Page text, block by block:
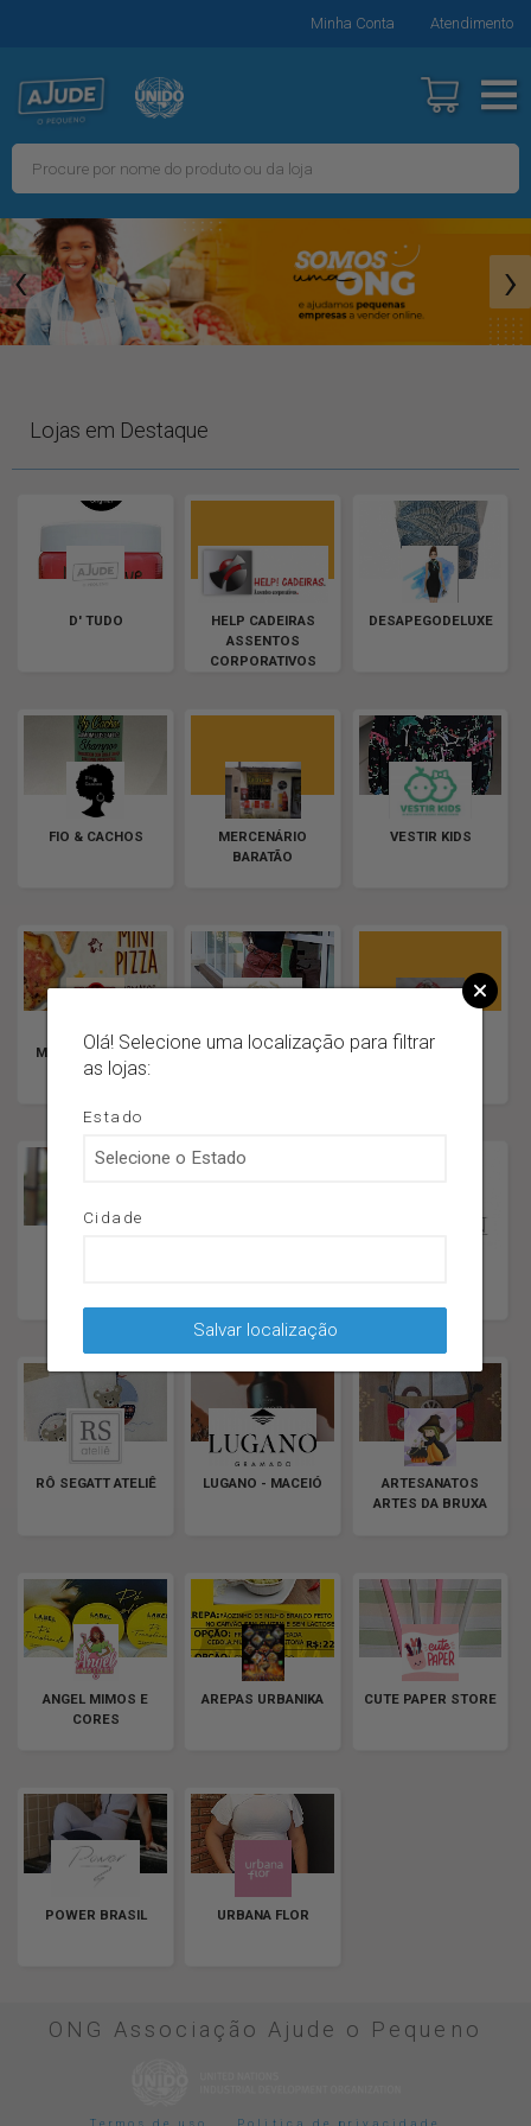
Minha Conta Atendimento
‹ ›
Lojas em Destaque
D' TUDO
HELP CADEIRAS
ASSENTOS
CORPORATIVOS
DESAPEGODELUXE
FIO & CACHOS
MERCENÁRIO
BARATÃO
VESTIR KIDS
MASSAS SANTANA LIONNE STORE SÓ PORÇÕES
RÔ SEGATT ATELIÊ LUGANO - MACEIÓ
ARTESANATOS
ARTES DA BRUXA
ANGEL MIMOS E
CORES
AREPAS URBANIKA CUTE PAPER STORE
POWER BRASIL URBANA FLOR
ONG Associação Ajude o Pequeno
Termos de uso Politica de privacidade
Olá! Selecione uma localização para filtrar
as lojas:
Estado
Cidade
Salvar localização